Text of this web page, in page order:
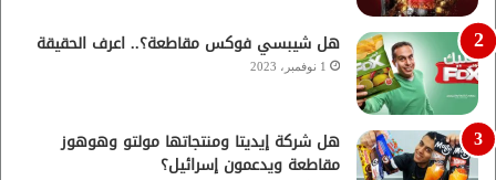
هل شيبسي فوكس مقاطعة؟.. اعرف الحقيقة
1 نوفمبر، 2023
هل شركة إيديتا ومنتجاتها مولتو وهوهوز
مقاطعة ويدعمون إسرائيل؟